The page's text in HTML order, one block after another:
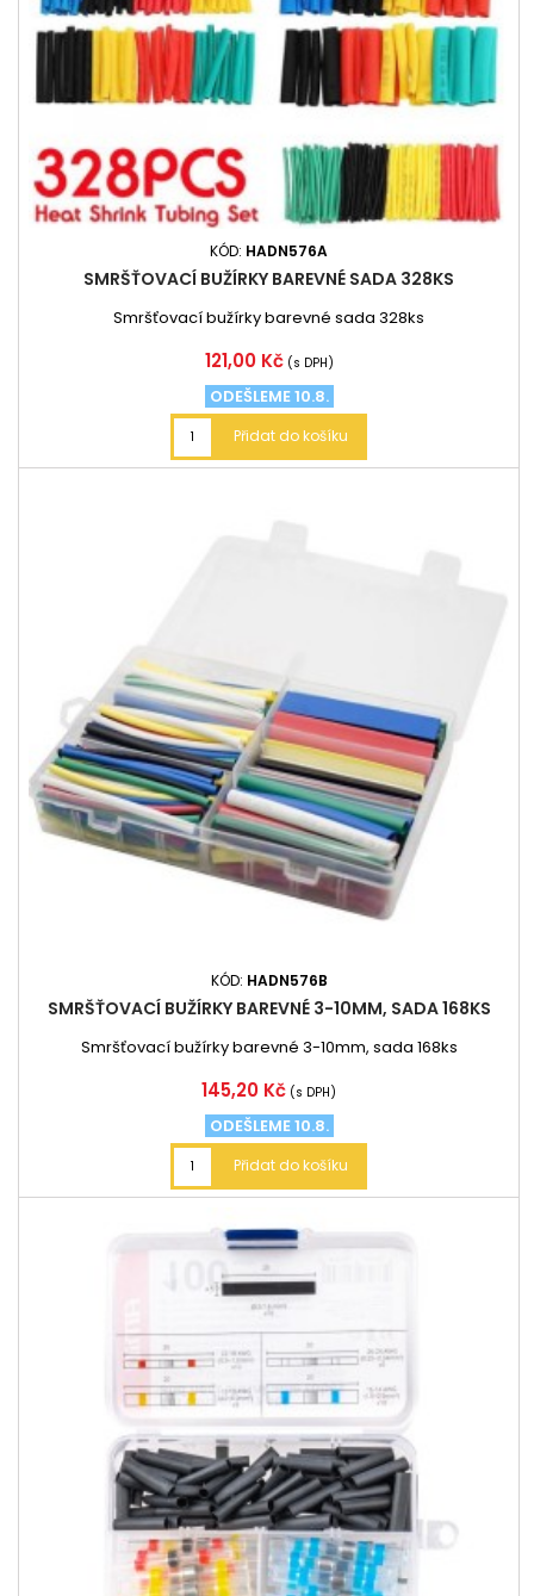
KÓD: HADN576A
SMRŠŤOVACÍ BUŽÍRKY BAREVNÉ SADA 328KS
Smršťovací bužírky barevné sada 328ks
Cena
121,00 Kč (s DPH)
ODEŠLEME 10.8.
Přidat do košíku
KÓD: HADN576B
SMRŠŤOVACÍ BUŽÍRKY BAREVNÉ 3-10MM, SADA 168KS
Smršťovací bužírky barevné 3-10mm, sada 168ks
Cena
145,20 Kč (s DPH)
ODEŠLEME 10.8.
Přidat do košíku